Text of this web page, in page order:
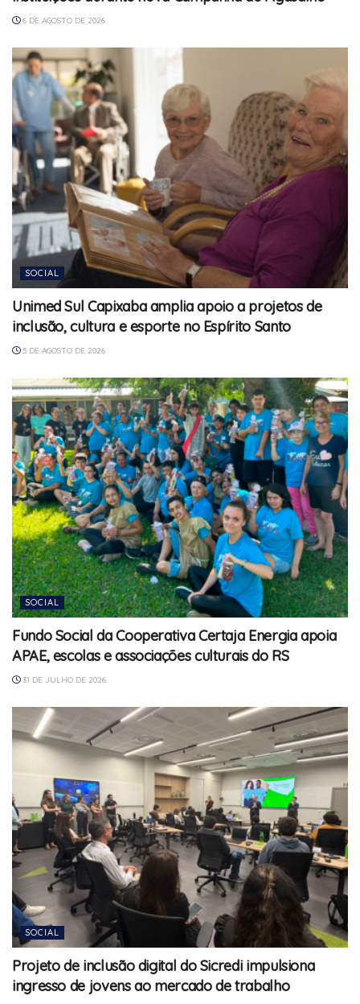
6 DE AGOSTO DE 2026
SOCIAL
Unimed Sul Capixaba amplia apoio a projetos de
inclusão, cultura e esporte no Espírito Santo
5 DE AGOSTO DE 2026
SOCIAL
Fundo Social da Cooperativa Certaja Energia apoia
APAE, escolas e associações culturais do RS
31 DE JULHO DE 2026
SOCIAL
Projeto de inclusão digital do Sicredi impulsiona
ingresso de jovens ao mercado de trabalho